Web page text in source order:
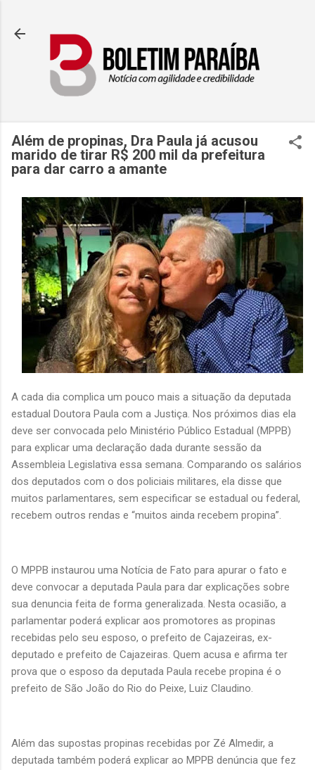
Além de propinas, Dra Paula já acusou
marido de tirar R$ 200 mil da prefeitura
para dar carro a amante
A cada dia complica um pouco mais a situação da deputada
estadual Doutora Paula com a Justiça. Nos próximos dias ela
deve ser convocada pelo Ministério Público Estadual (MPPB)
para explicar uma declaração dada durante sessão da
Assembleia Legislativa essa semana. Comparando os salários
dos deputados com o dos policiais militares, ela disse que
muitos parlamentares, sem especificar se estadual ou federal,
recebem outros rendas e “muitos ainda recebem propina”.
O MPPB instaurou uma Notícia de Fato para apurar o fato e
deve convocar a deputada Paula para dar explicações sobre
sua denuncia feita de forma generalizada. Nesta ocasião, a
parlamentar poderá explicar aos promotores as propinas
recebidas pelo seu esposo, o prefeito de Cajazeiras, ex-
deputado e prefeito de Cajazeiras. Quem acusa e afirma ter
prova que o esposo da deputada Paula recebe propina é o
prefeito de São João do Rio do Peixe, Luiz Claudino.
Além das supostas propinas recebidas por Zé Almedir, a
deputada também poderá explicar ao MPPB denúncia que fez